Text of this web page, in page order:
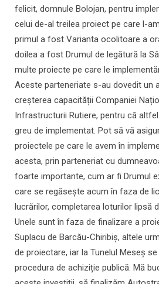
felicit, domnule Bolojan, pentru
celui de-al treilea proiect pe care l-
primul a fost Varianta ocolitoare a
doilea a fost Drumul de legătură la
multe proiecte pe care le
Aceste parteneriate s-au dovedit un
creșterea capacității Companiei
Infrastructurii Rutiere, pentru că
greu de implementat. Pot să vă
proiectele pe care le avem în
acesta, prin parteneriat cu
foarte importante, cum ar fi Drumul
care se regăsește acum în faza de
lucrărilor, completarea loturilor lipsă
Unele sunt în faza de finalizare a
Suplacu de Barcău-Chiribiș, altele
de proiectare, iar la Tunelul Meseș
procedura de achiziție publică. Mă